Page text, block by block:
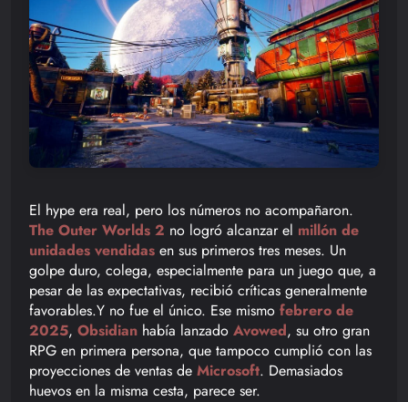
El hype era real, pero los números no acompañaron.
The Outer Worlds 2 no logró alcanzar el millón de
unidades vendidas en sus primeros tres meses. Un
golpe duro, colega, especialmente para un juego que, a
pesar de las expectativas, recibió críticas generalmente
favorables.Y no fue el único. Ese mismo febrero de
2025, Obsidian había lanzado Avowed, su otro gran
RPG en primera persona, que tampoco cumplió con las
proyecciones de ventas de Microsoft. Demasiados
huevos en la misma cesta, parece ser.